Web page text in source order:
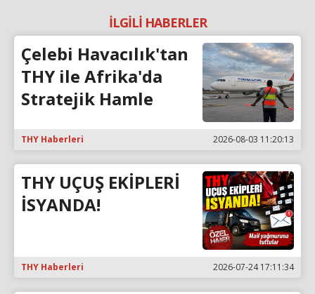
İLGİLİ HABERLER
Çelebi Havacılık'tan
THY ile Afrika'da
Stratejik Hamle
THY Haberleri 2026-08-03 11:20:13
THY UÇUŞ EKİPLERİ
İSYANDA!
THY Haberleri 2026-07-24 17:11:34